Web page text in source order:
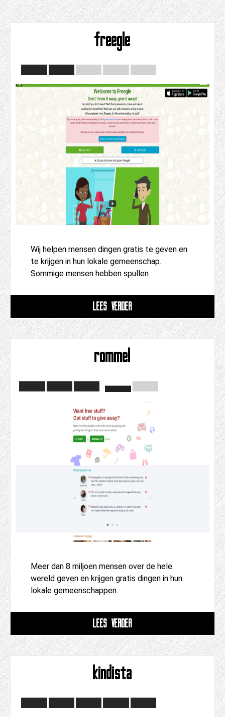
freegle
Wij helpen mensen dingen gratis te geven en
te krijgen in hun lokale gemeenschap.
Sommige mensen hebben spullen
LEES VERDER
rommel
Meer dan 8 miljoen mensen over de hele
wereld geven en krijgen gratis dingen in hun
lokale gemeenschappen.
LEES VERDER
kindista